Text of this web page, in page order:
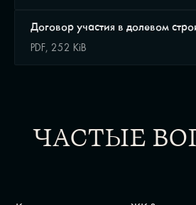
Договор участия в долевом
PDF, 252 KiB
ЧАСТЫЕ